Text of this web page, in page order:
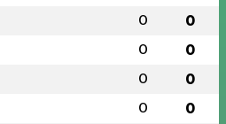
0 0
0 0
0 0
0 0